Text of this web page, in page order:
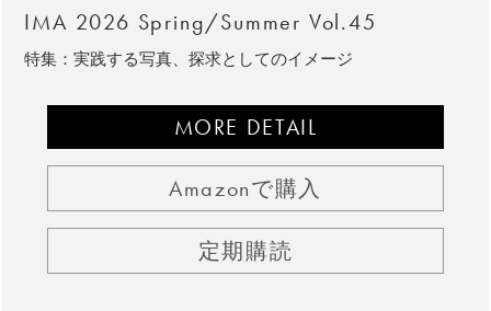
IMA 2026 Spring/Summer Vol.45
特集：実践する写真、探求としてのイメージ
MORE DETAIL
Amazonで購入
定期購読